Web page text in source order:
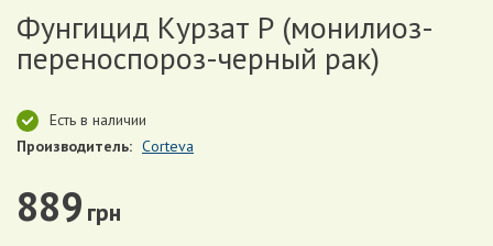
Фунгицид Курзат Р (монилиоз-
переноспороз-черный рак)
Есть в наличии
Производитель: Corteva
889 грн